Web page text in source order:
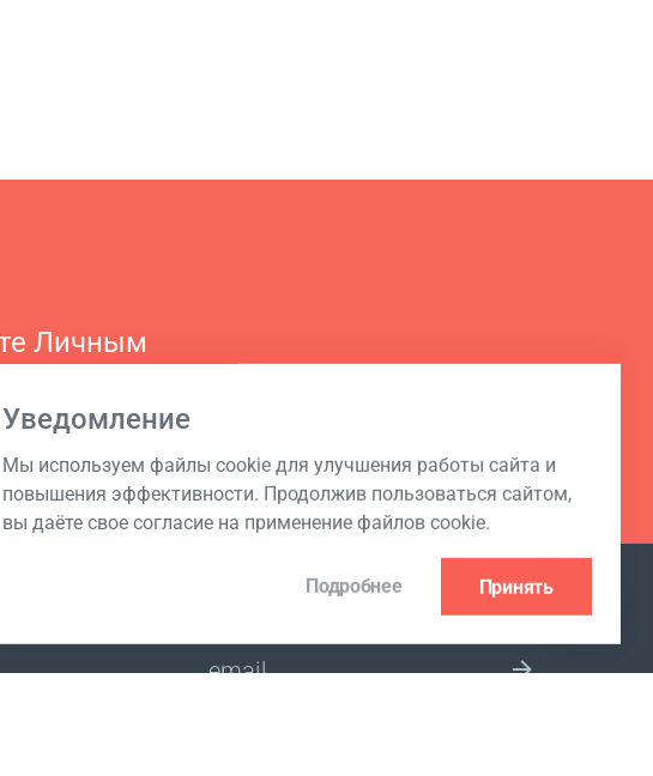
Уведомление
Мы используем файлы cookie для улучшения работы сайта и
повышения эффективности. Продолжив пользоваться сайтом,
вы даёте свое согласие на применение файлов cookie.
Подробнее Принять
Личным